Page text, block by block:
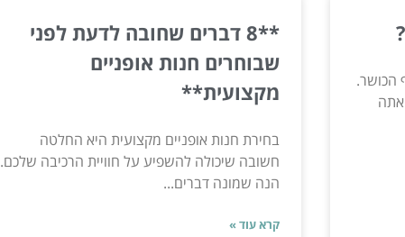
הכושר.
אתה
**8 דברים שחובה לדעת לפני
שבוחרים חנות אופניים
מקצועית**
בחירת חנות אופניים מקצועית היא החלטה
חשובה שיכולה להשפיע על חוויית הרכיבה שלכם.
הנה שמונה דברים...
קרא עוד »